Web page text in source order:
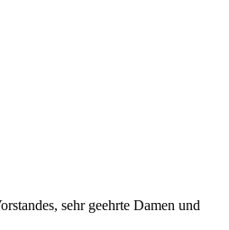
sehr geehrte Damen und